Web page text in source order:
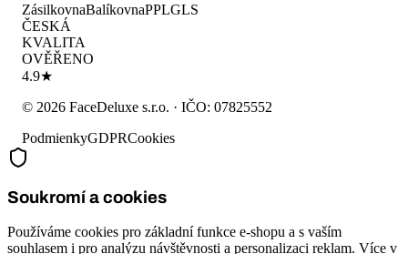
ZásilkovnaBalíkovnaPPLGLS
ČESKÁ
KVALITA
OVĚŘENO
4.9★
© 2026 FaceDeluxe s.r.o. · IČO: 07825552
PodmienkyGDPRCookies
Soukromí a cookies
Používáme cookies pro základní funkce e-shopu a s vaším
souhlasem i pro analýzu návštěvnosti a personalizaci reklam. Více v